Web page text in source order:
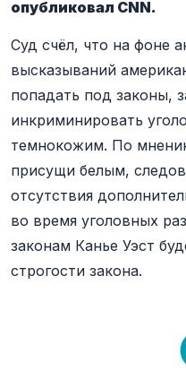
опубликовал CNN.
Суд счёл, что на фоне
высказываний
попадать под законы,
инкриминировать
темнокожим. По
присущи белым,
отсутствия
во время уголовных
законам Канье Уэст
строгости закона.